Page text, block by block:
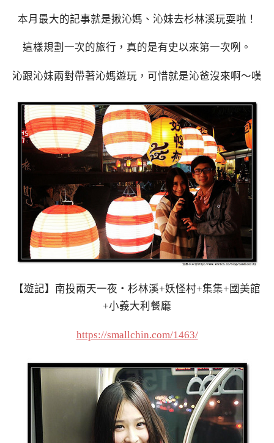
本月最大的記事就是揪沁媽、沁妹去杉林溪玩耍啦！
這樣規劃一次的旅行，真的是有史以來第一次咧。
沁跟沁妹兩對帶著沁媽遊玩，可惜就是沁爸沒來啊～嘆
【遊記】南投兩天一夜‧杉林溪+妖怪村+集集+國美館
+小義大利餐廳
https://smallchin.com/1463/